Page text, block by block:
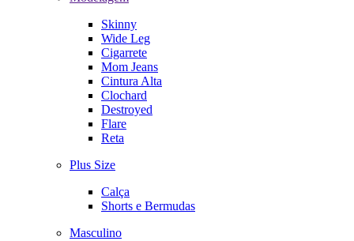
Skinny
Wide Leg
Cigarrete
Mom Jeans
Cintura Alta
Clochard
Destroyed
Flare
Reta
Plus Size
Calça
Shorts e Bermudas
Masculino